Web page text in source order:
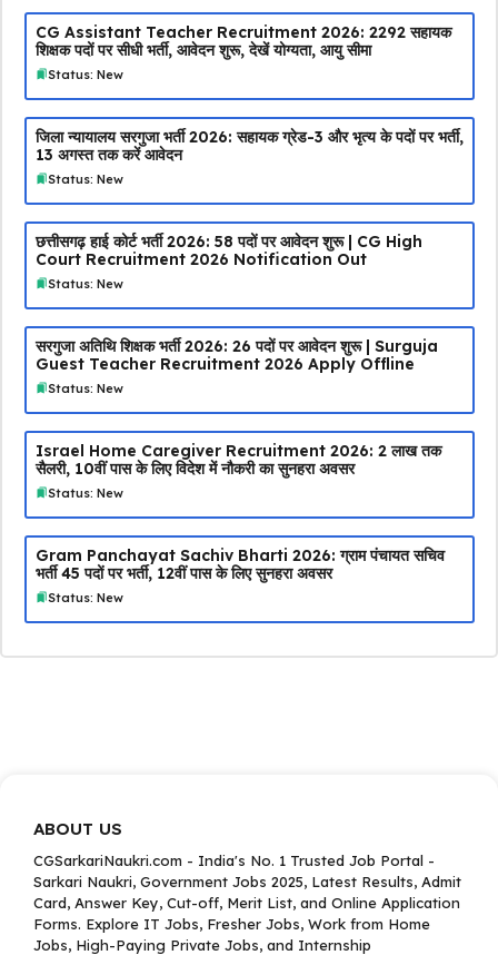
CG Assistant Teacher Recruitment 2026: 2292 सहायक
शिक्षक पदों पर सीधी भर्ती, आवेदन शुरू, देखें योग्यता, आयु सीमा
Status: New
जिला न्यायालय सरगुजा भर्ती 2026: सहायक ग्रेड-3 और भृत्य के पदों पर भर्ती,
13 अगस्त तक करें आवेदन
Status: New
छत्तीसगढ़ हाई कोर्ट भर्ती 2026: 58 पदों पर आवेदन शुरू | CG High
Court Recruitment 2026 Notification Out
Status: New
सरगुजा अतिथि शिक्षक भर्ती 2026: 26 पदों पर आवेदन शुरू | Surguja
Guest Teacher Recruitment 2026 Apply Offline
Status: New
Israel Home Caregiver Recruitment 2026: ₹2 लाख तक
सैलरी, 10वीं पास के लिए विदेश में नौकरी का सुनहरा अवसर
Status: New
Gram Panchayat Sachiv Bharti 2026: ग्राम पंचायत सचिव
भर्ती 45 पदों पर भर्ती, 12वीं पास के लिए सुनहरा अवसर
Status: New
ABOUT US
CGSarkariNaukri.com - India's No. 1 Trusted Job Portal -
Sarkari Naukri, Government Jobs 2025, Latest Results, Admit
Card, Answer Key, Cut-off, Merit List, and Online Application
Forms. Explore IT Jobs, Fresher Jobs, Work from Home
Jobs, High-Paying Private Jobs, and Internship